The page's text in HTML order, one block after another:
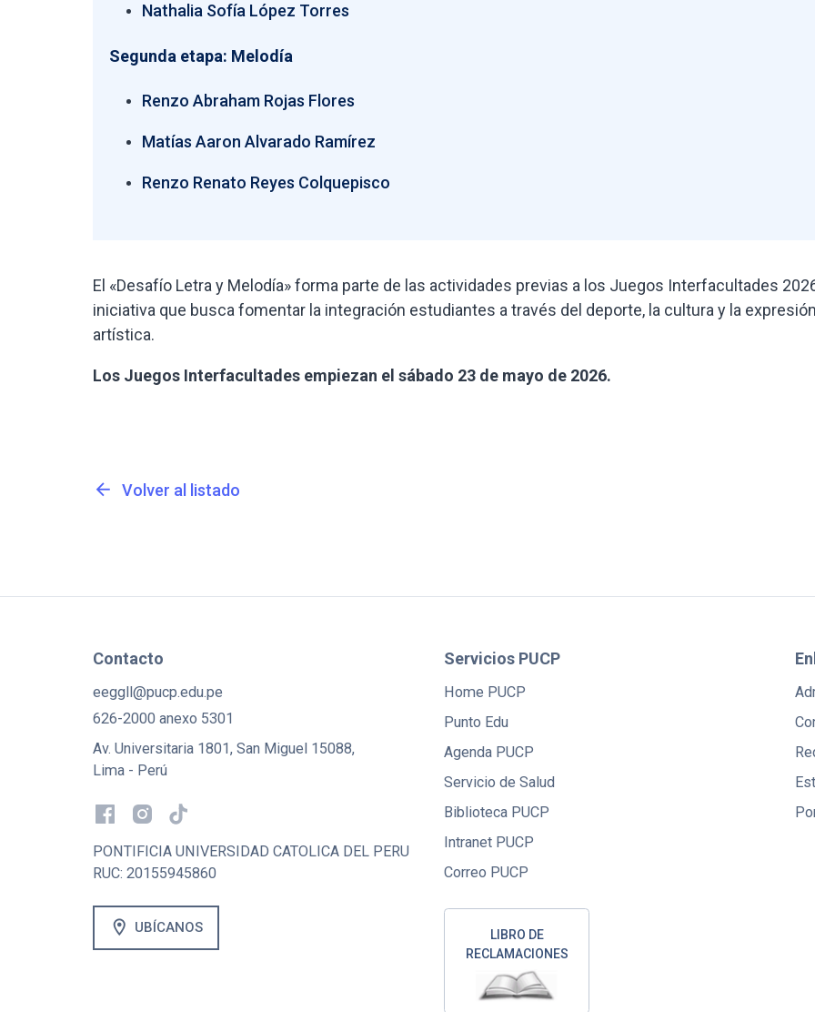
Nathalia Sofía López Torres
Segunda etapa: Melodía
Renzo Abraham Rojas Flores
Matías Aaron Alvarado Ramírez
Renzo Renato Reyes Colquepisco
El «Desafío Letra y Melodía» forma parte de las actividades previas a los Juegos Interfacultades
iniciativa que busca fomentar la integración estudiantes a través del deporte, la cultura y la
artística.
Los Juegos Interfacultades empiezan el sábado 23 de mayo de 2026.
arrow_back Volver al listado
Contacto
eeggll@pucp.edu.pe
626-2000 anexo 5301
Av. Universitaria 1801, San Miguel 15088,
Lima - Perú
PONTIFICIA UNIVERSIDAD CATOLICA DEL PERU
RUC: 20155945860
location_on UBÍCANOS
Servicios PUCP
Home PUCP
Punto Edu
Agenda PUCP
Servicio de Salud
Biblioteca PUCP
Intranet PUCP
Correo PUCP
LIBRO DE
RECLAMACIONES